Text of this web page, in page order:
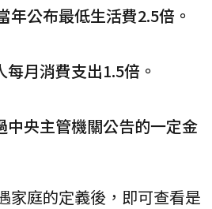
年公布最低生活費2.5倍。
月消費支出1.5倍。
中央主管機關公告的一定金
家庭的定義後，即可查看是